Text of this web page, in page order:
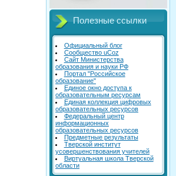
Полезные ссылки
Официальный блог
Сообщество uCoz
Сайт Министерства
образования и науки РФ
Портал "Российское
образование"
Единое окно доступа к
образовательным ресурсам
Единая коллекция цифровых
образовательных ресурсов
Федеральный центр
информационных
образовательных ресурсов
Предметные результаты
Тверской институт
усовершенствования учителей
Виртуальная школа Тверской
области